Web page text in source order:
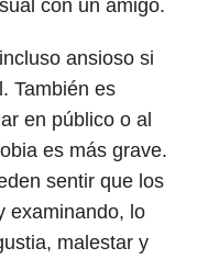
con un amigo.
ansioso si
También es
en público o al
es más grave.
sentir que los
examinando, lo
malestar y